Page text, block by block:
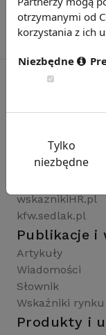
wynagrodzenia.pl
raportyplacowe.pl
wskaznikiHR.pl
kfw.sedlak.pl
Publikacje i
Artykuły
Wiadomości
Słownik
Wskaźniki
Produkty i
otrzymanymi od
korzystania z ich
Niezbędne
Tylko
niezbędne